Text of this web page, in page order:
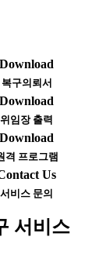
Download
복구의뢰서
Download
위임장 출력
Download
격 프로그램
Us
서비스 문의
서비스